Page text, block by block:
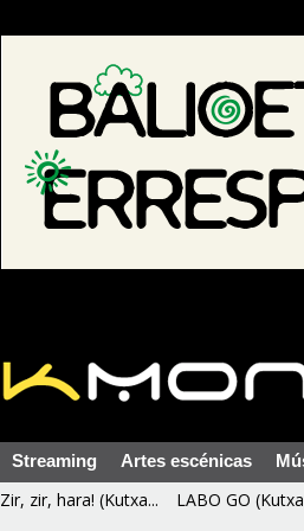
Streaming Artes escénicas
Zir, zir, hara! (Kutxa... LABO GO